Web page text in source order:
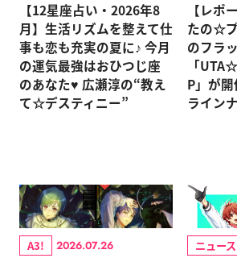
【12星座占い・2026年8
月】生活リズムを整えて仕
事も恋も充実の夏に♪ 今月
の運気最強はおひつじ座
のあなた♥ 広瀬淳の“教え
て☆デスティニー”
【レポ
たの☆プ
のフラ
「
P」が
ライン
A3! 2026.07.26 ニュース